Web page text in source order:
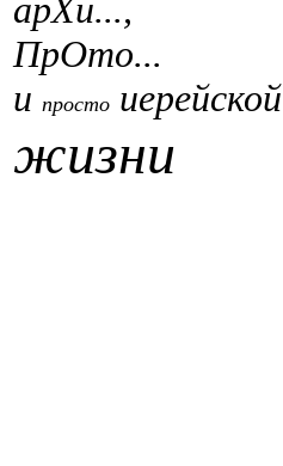
арХи...,
ПрОто...
и просто иерейской
жизни